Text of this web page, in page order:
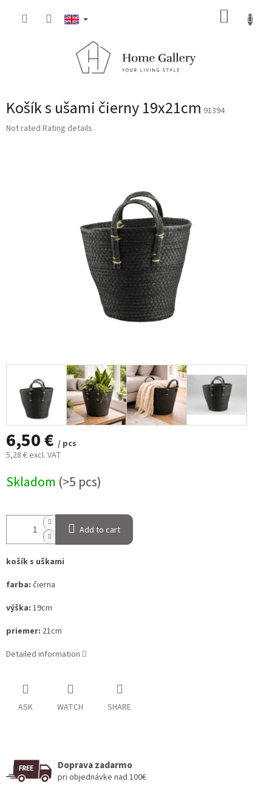
Košík s ušami čierny 19x21cm 91394
The
Not rated Rating details
6,50 € / pcs
5,28 € excl. VAT
price:
Skladom (>5 pcs)
Add to cart
košík s uškami
farba: čierna
výška: 19cm
priemer: 21cm
Detailed information
ASK WATCH SHARE
Doprava zadarmo
pri objednávke nad 100€